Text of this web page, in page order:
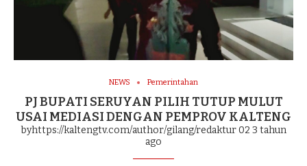
NEWS Pemerintahan
PJ BUPATI SERUYAN PILIH TUTUP MULUT
USAI MEDIASI DENGAN PEMPROV KALTENG
byhttps://kaltengtv.com/author/gilang/redaktur 02 3 tahun
ago